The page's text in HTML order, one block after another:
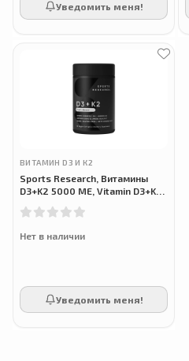
Уведомить меня!
ВИТАМИН D3 И К2
Sports Research, Витамины
D3+K2 5000 МЕ, Vitamin D3+K2,
Нет в наличии
Уведомить меня!